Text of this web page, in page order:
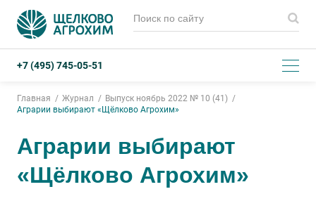
+7 (495) 745-05-51
Главная Журнал
Выпуск ноябрь 2022 № 10 (41)
Аграрии выбирают «Щёлково Агрохим»
Аграрии выбирают
«Щёлково Агрохим»